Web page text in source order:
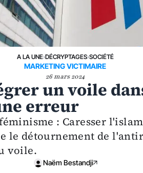
A LA UNE›DÉCRYPTAGES›SOCIÉTÉ
MARKETING VICTIMAIRE
26 mars 2024
un voile
erreur
: Caresser
le détournement de
voile.
Naëm Bestandji